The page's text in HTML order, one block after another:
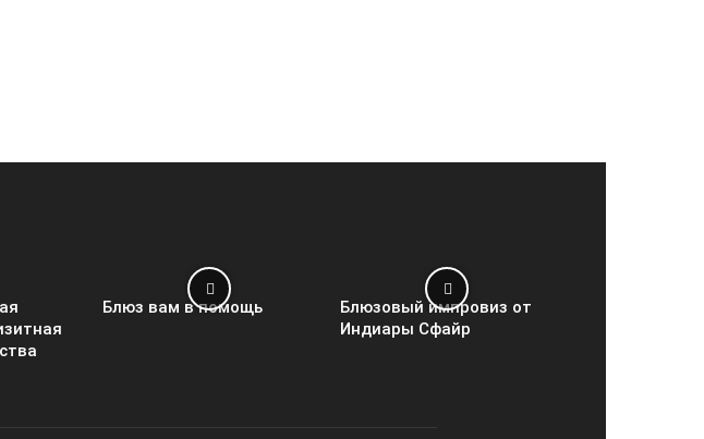
Блюз вам в помощь
Блюзовый импровиз от
Индиары Сфайр